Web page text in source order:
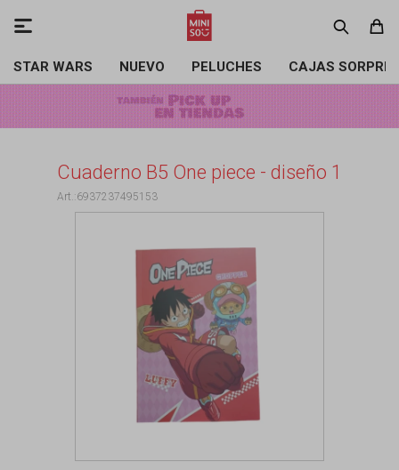
STAR WARS NUEVO PELUCHES CAJAS

Cuaderno B5 One piece - diseño 1
6937237495153